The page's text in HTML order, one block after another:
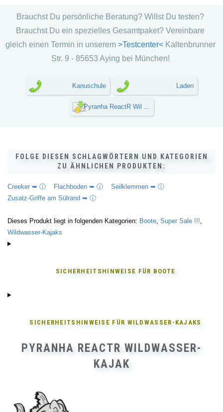
Brauchst Du persönliche Beratung? Willst Du testen?
Brauchst Du ein spezielles Gesamtpaket? Vereinbare
gleich einen Termin in unserem>Testcenter< Kaltenbrunner
Str. 9 - 85653 Aying bei München!
Kanuschule Laden
Pyranha ReactR Wil ...
FOLGE DIESEN SCHLAGWÖRTERN UND KATEGORIEN
ZU ÄHNLICHEN PRODUKTEN:
Creeker ➥ ⓘ Flachboden ➥ ⓘ Seilklemmen ➥ ⓘ
Zusatz-Griffe am Sülrand ➥ ⓘ
Dieses Produkt liegt in folgenden Kategorien: Boote, Super Sale !!!,
Wildwasser-Kajaks
SICHERHEITSHINWEISE FÜR BOOTE
SICHERHEITSHINWEISE FÜR WILDWASSER-KAJAKS
PYRANHA REACTR WILDWASSER-
KAJAK